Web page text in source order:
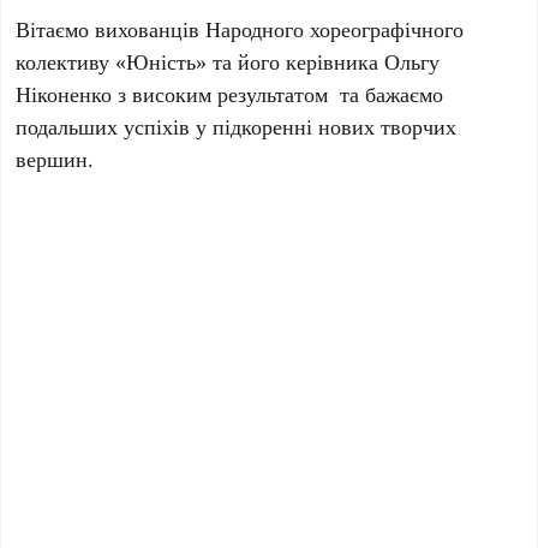
Вітаємо вихованців Народного хореографічного
колективу «Юність» та його керівника Ольгу
Ніконенко з високим результатом та бажаємо
подальших успіхів у підкоренні нових творчих
вершин.